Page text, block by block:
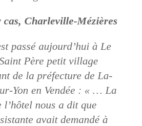
cas, Charleville-Mézières
passé aujourd’hui à Le
Père petit village
de la préfecture de La-
Yon en Vendée : « … La
l’hôtel nous a dit que
avait demandé à